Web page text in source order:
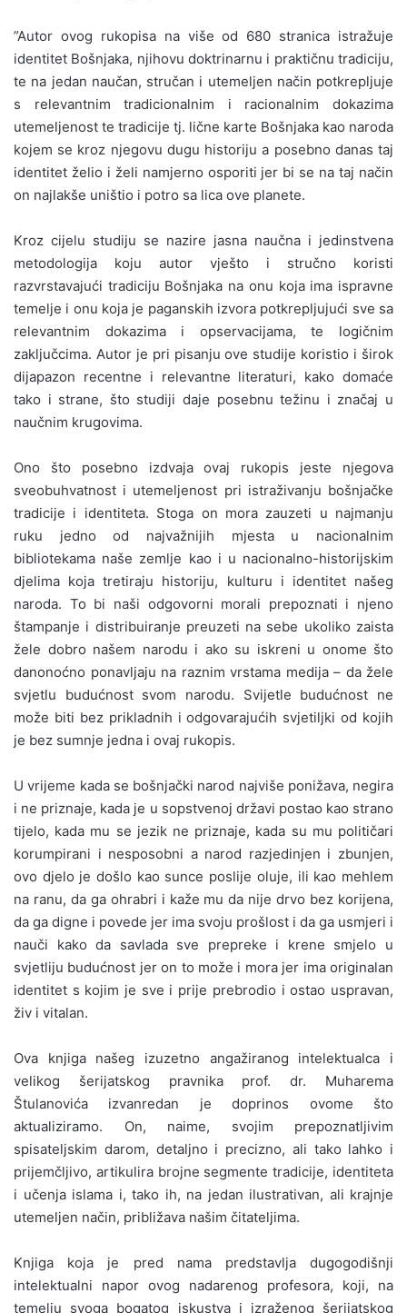
”Autor ovog rukopisa na više od 680 stranica istražuje
identitet Bošnjaka, njihovu doktrinarnu i praktičnu tradiciju,
te na jedan naučan, stručan i utemeljen način potkrepljuje
s relevantnim tradicionalnim i racionalnim dokazima
utemeljenost te tradicije tj. lične karte Bošnjaka kao naroda
kojem se kroz njegovu dugu historiju a posebno danas taj
identitet želio i želi namjerno osporiti jer bi se na taj način
on najlakše uništio i potro sa lica ove planete.
Kroz cijelu studiju se nazire jasna naučna i jedinstvena
metodologija koju autor vješto i stručno koristi
razvrstavajući tradiciju Bošnjaka na onu koja ima ispravne
temelje i onu koja je paganskih izvora potkrepljujući sve sa
relevantnim dokazima i opservacijama, te logičnim
zaključcima. Autor je pri pisanju ove studije koristio i širok
dijapazon recentne i relevantne literaturi, kako domaće
tako i strane, što studiji daje posebnu težinu i značaj u
naučnim krugovima.
Ono što posebno izdvaja ovaj rukopis jeste njegova
sveobuhvatnost i utemeljenost pri istraživanju bošnjačke
tradicije i identiteta. Stoga on mora zauzeti u najmanju
ruku jedno od najvažnijih mjesta u nacionalnim
bibliotekama naše zemlje kao i u nacionalno-historijskim
djelima koja tretiraju historiju, kulturu i identitet našeg
naroda. To bi naši odgovorni morali prepoznati i njeno
štampanje i distribuiranje preuzeti na sebe ukoliko zaista
žele dobro našem narodu i ako su iskreni u onome što
danonoćno ponavljaju na raznim vrstama medija – da žele
svjetlu budućnost svom narodu. Svijetle budućnost ne
može biti bez prikladnih i odgovarajućih svjetiljki od kojih
je bez sumnje jedna i ovaj rukopis.
U vrijeme kada se bošnjački narod najviše ponižava, negira
i ne priznaje, kada je u sopstvenoj državi postao kao strano
tijelo, kada mu se jezik ne priznaje, kada su mu političari
korumpirani i nesposobni a narod razjedinjen i zbunjen,
ovo djelo je došlo kao sunce poslije oluje, ili kao mehlem
na ranu, da ga ohrabri i kaže mu da nije drvo bez korijena,
da ga digne i povede jer ima svoju prošlost i da ga usmjeri i
nauči kako da savlada sve prepreke i krene smjelo u
svjetliju budućnost jer on to može i mora jer ima originalan
identitet s kojim je sve i prije prebrodio i ostao uspravan,
živ i vitalan.
Ova knjiga našeg izuzetno angažiranog intelektualca i
velikog šerijatskog pravnika prof. dr. Muharema
Štulanovića izvanredan je doprinos ovome što
aktualiziramo. On, naime, svojim prepoznatljivim
spisateljskim darom, detaljno i precizno, ali tako lahko i
prijemčljivo, artikulira brojne segmente tradicije, identiteta
i učenja islama i, tako ih, na jedan ilustrativan, ali krajnje
utemeljen način, približava našim čitateljima.
Knjiga koja je pred nama predstavlja dugogodišnji
intelektualni napor ovog nadarenog profesora, koji, na
temelju svoga bogatog iskustva i izraženog šerijatskog